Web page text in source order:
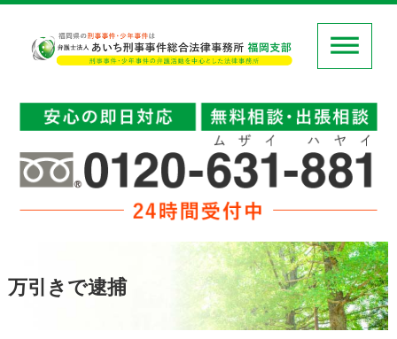
万引きで逮捕